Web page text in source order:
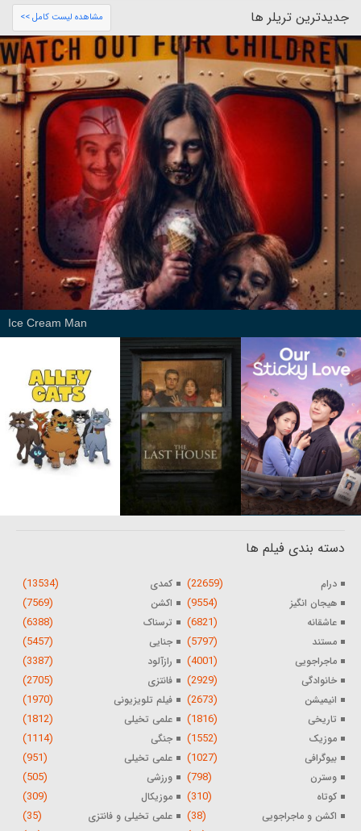
جدیدترین تریلر ها مشاهده لیست کامل >>
Ice Cream Man
دسته بندی فیلم ها
درام (22659) کمدی (13534)
هیجان انگیز (9554) اکشن (7569)
عاشقانه (6821) ترسناک (6388)
مستند (5797) جنایی (5457)
ماجراجویی (4001) رازآلود (3387)
خانوادگی (2929) فانتزی (2705)
انیمیشن (2673) فیلم تلویزیونی (1970)
تاریخی (1816) علمی تخیلی (1812)
موزیک (1552) جنگی (1114)
بیوگرافی (1027) علمی تخیلی (951)
وسترن (798) ورزشی (505)
کوتاه (310) موزیکال (309)
اکشن و ماجراجویی (38) علمی تخیلی و فانتزی (35)